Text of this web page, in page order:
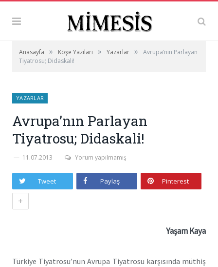
Anasayfa » Köşe Yazıları » Yazarlar »
Avrupa’nın Parlayan
Tiyatrosu; Didaskali!
YAZARLAR
Avrupa’nın Parlayan
Tiyatrosu; Didaskali!
11.07.2013 Yorum yapılmamış
Tweet Paylaş Pinterest
+
Yaşam Kaya
Türkiye Tiyatrosu’nun Avrupa Tiyatrosu karşısında müthiş